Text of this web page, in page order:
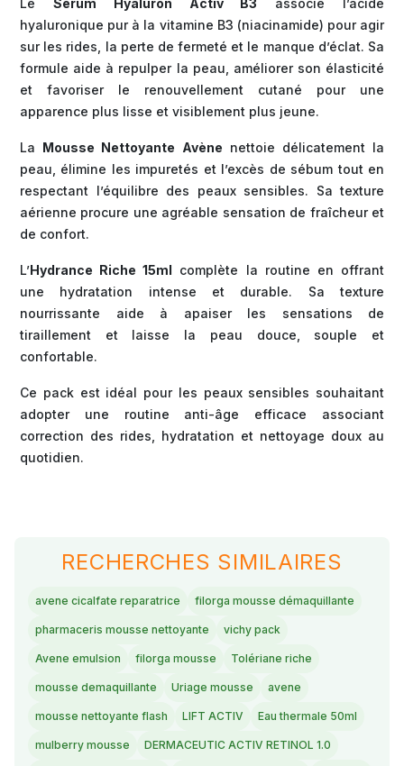
Le Sérum Hyaluron Activ B3 associe l’acide
hyaluronique pur à la vitamine B3 (niacinamide) pour agir
sur les rides, la perte de fermeté et le manque d’éclat. Sa
formule aide à repulper la peau, améliorer son élasticité
et favoriser le renouvellement cutané pour une
apparence plus lisse et visiblement plus jeune.
La Mousse Nettoyante Avène nettoie délicatement la
peau, élimine les impuretés et l’excès de sébum tout en
respectant l’équilibre des peaux sensibles. Sa texture
aérienne procure une agréable sensation de fraîcheur et
de confort.
L’Hydrance Riche 15ml complète la routine en offrant
une hydratation intense et durable. Sa texture
nourrissante aide à apaiser les sensations de
tiraillement et laisse la peau douce, souple et
confortable.
Ce pack est idéal pour les peaux sensibles souhaitant
adopter une routine anti-âge efficace associant
correction des rides, hydratation et nettoyage doux au
quotidien.
RECHERCHES SIMILAIRES
avene cicalfate reparatrice filorga mousse démaquillante
pharmaceris mousse nettoyante vichy pack
Avene emulsion filorga mousse Tolériane riche
mousse demaquillante Uriage mousse avene
mousse nettoyante flash LIFT ACTIV Eau thermale 50ml
mulberry mousse DERMACEUTIC ACTIV RETINOL 1.0